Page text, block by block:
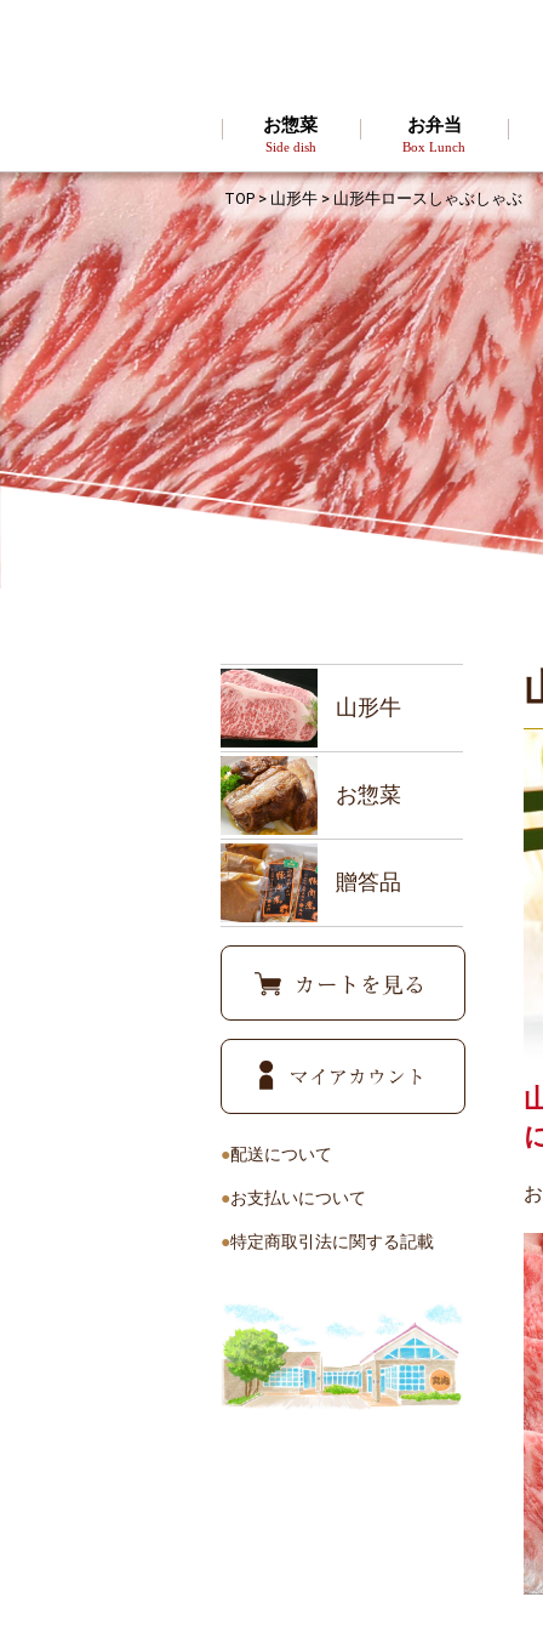
お惣菜
Side dish
お弁当
Box Lunch
TOP> 山形牛 > 山形牛ロースしゃぶしゃぶ
山形牛
お惣菜
贈答品
配送について
お支払いについて
特定商取引法に関する記載